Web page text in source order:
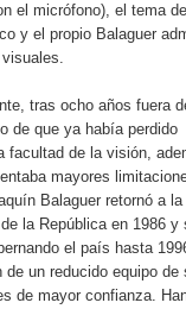
el micrófono), el tema
y el propio Balaguer
tras ocho años fuera
de que ya había perdido
facultad de la visión,
mayores
Balaguer retornó a la
la República en 1986 y
el país hasta
de un reducido equipo de
de mayor confianza.